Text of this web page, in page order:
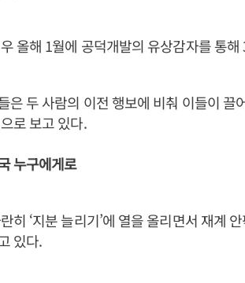
올해 1월에 공덕개발의 유상감자를 통
은 두 사람의 이전 행보에 비춰 이들이 끌
로 보고 있다.
누구에게로
히 ‘지분 늘리기’에 열을 올리면서 재계
있다.